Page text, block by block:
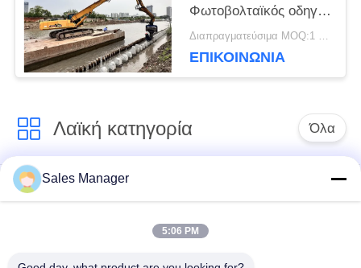
Φωτοβολταϊκός οδηγός
στοίβας για βαρύ
τόνων
Διαπραγματεύσιμα MOQ:1 ΣΕΤ
ΕΠΙΚΟΙΝΩΝΙΑ
Λαϊκή κατηγορία Όλα
υδραυλικών
πασσάλων
συναρμολογημένα
σωρό πρόγραμμα
Sales Manager
5:06 PM